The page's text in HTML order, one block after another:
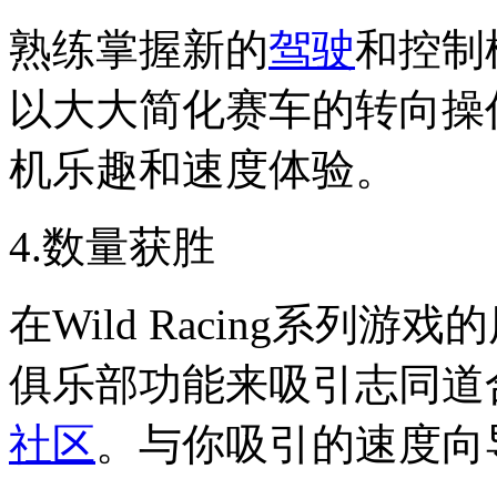
熟练掌握新的驾驶和控制
以大大简化赛车的转向
机乐趣和速度体验。
4.数量获胜
在Wild Racing系列游戏
俱乐部功能来吸引志同
社区。与你吸引的速度